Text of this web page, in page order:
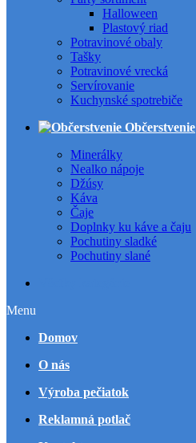
Halloween
Plastový riad
Potravinové obaly
Tašky
Potravinové vrecká
Servírovanie
Kuchynské spotrebiče
Občerstvenie
Minerálky
Nealko nápoje
Džúsy
Káva
Čaje
Doplnky ku káve a čaju
Pochutiny sladké
Pochutiny slané
Menu
Domov
O nás
Výroba pečiatok
Reklamná potlač